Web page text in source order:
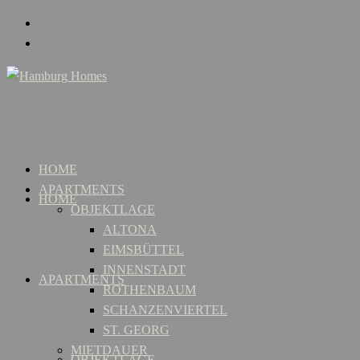
HOME
APARTMENTS
HOME
APARTMENTS
OBJEKTLAGE
ALTONA
EIMSBÜTTEL
INNENSTADT
ROTHENBAUM
SCHANZENVIERTEL
ST. GEORG
MIETDAUER